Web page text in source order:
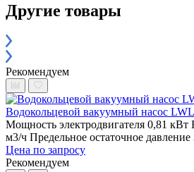
Другие товары
Рекомендуем
Водокольцевой вакуумный насос
Мощность электродвигателя 0,81 кВт
м3/ч Предельное остаточное
Цена по запросу
Рекомендуем